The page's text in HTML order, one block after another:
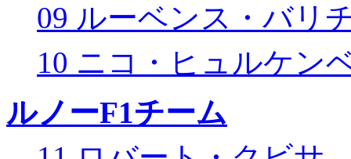
09 ルーベンス・バリ
10 ニコ・ヒュルケン
ルノーF1チーム